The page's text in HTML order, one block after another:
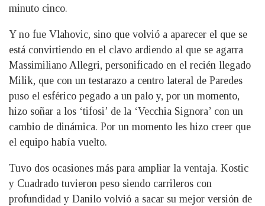
minuto cinco.
Y no fue Vlahovic, sino que volvió a aparecer el que se
está convirtiendo en el clavo ardiendo al que se agarra
Massimiliano Allegri, personificado en el recién llegado
Milik, que con un testarazo a centro lateral de Paredes
puso el esférico pegado a un palo y, por un momento,
hizo soñar a los ‘tifosi’ de la ‘Vecchia Signora’ con un
cambio de dinámica. Por un momento les hizo creer que
el equipo había vuelto.
Tuvo dos ocasiones más para ampliar la ventaja. Kostic
y Cuadrado tuvieron peso siendo carrileros con
profundidad y Danilo volvió a sacar su mejor versión de